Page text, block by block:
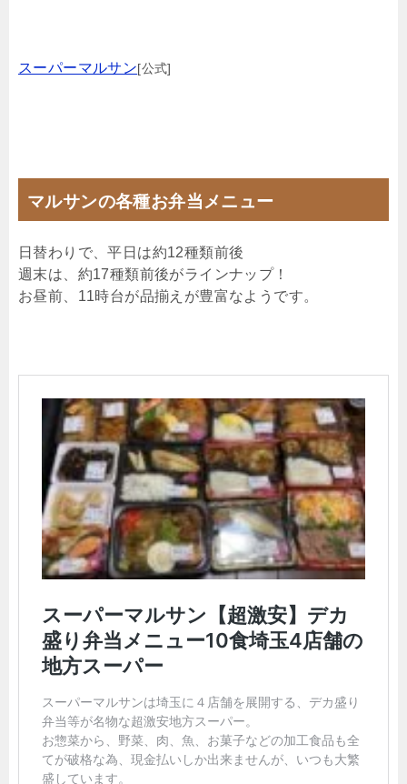
スーパーマルサン[公式]
マルサンの各種お弁当メニュー
日替わりで、平日は約12種類前後
週末は、約17種類前後がラインナップ！
お昼前、11時台が品揃えが豊富なようです。